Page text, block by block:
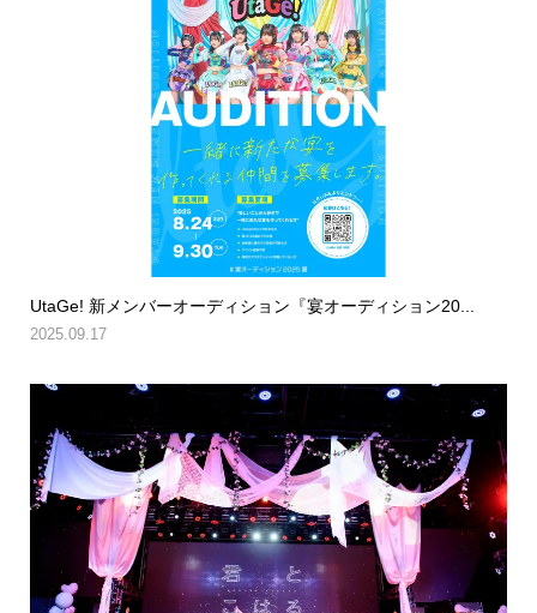
UtaGe! 新メンバーオーディション『宴オーディション20...
2025.09.17